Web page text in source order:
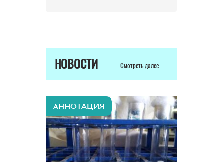
НОВОСТИ Смотреть далее
АННОТАЦИЯ